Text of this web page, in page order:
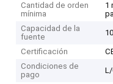
Cantidad de orden
mínima
1
Capacidad de la
fuente
Certificación
Condiciones de
pago